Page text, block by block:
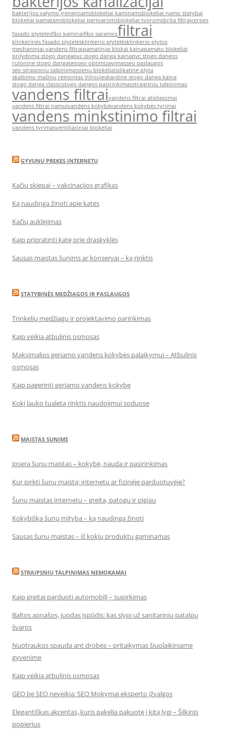
bakterijos valymo įrenginiamsblokeliai kaminamsblokeliai namo statybai
blokeliai pamatamsblokeliai pertvaromsblokeliai tvoromsbrita filtraicerpes
fasado plytelesfibo kaminaifibo saramosfiltrai
klinkerinės fasado plytelėsklinkerio plytelėsklinkerio plytos
mechaniniai vandens filtraipamatiniai blokai kainapamatu blokeliai
prilydoma stogo dangapvc stogo danga kainapvc stogo dangos
rulonine stogo dangaseoseo optimizavimasseo paslaugos
seo straipsniu talpinimassienu blokeliaisilikatine plyta
skalbimo mašinų remontas Vilniujeskardine stogo danga kaina
stogo danga classicstogo dangos pasirinkimasstraipsniu talpinimas
vandens filtraivandens filtrai atsiliepimai
vandens filtrai namuivandens kokybėvandens kokybės tyrimai
vandens minkstinimo filtrai
vandens tyrimasventiliaciniai blokeliai
GYVUNU PREKES INTERNETU
Kačių skiepai – vakcinacijos grafikas
Ką naudinga žinoti apie kates
Kačių auklėjimas
Kaip pripratinti katę prie draskyklės
Sausas maistas šunims ar konservai – ką rinktis
STATYBINĖS MEDŽIAGOS IR PASLAUGOS
Trinkelių medžiagų ir projektavimo parinkimas
Kaip veikia atbulinis osmosas
Maksimalios geriamo vandens kokybės palaikymui – Atbulinis
osmosas
Kaip pagerinti geriamo vandens kokybę
Kokį lauko tualetą rinktis naudojimui soduose
MAISTAS SUNIMS
Josera šunų maistas – kokybė, nauda ir pasirinkimas
Kur pirkti šunų maistą: internetu ar fizinėje parduotuvėje?
Šunų maistas internetu – greita, patogu ir pigiau
Kokybiška šunų mityba – ką naudinga žinoti
Sausas šunų maistas – iš kokių produktų gaminamas
STRAIPSNIU TALPINIMAS NEMOKAMAI
Kaip greitai parduoti automobilį – supirkimas
Baltos apnašos, juodas įspūdis: kas slypi už sanitarinių patalpų
švaros
Nuotraukos spauda ant drobės – pritaikymas šiuolaikiniame
gyvenime
Kaip veikia atbulinis osmosas
GEO be SEO neveikia: SEO Mokymai eksperto įžvalgos
Elegantiškas akcentas, kuris pakelia pakuotę į kitą lygį – Šilkinis
popierius